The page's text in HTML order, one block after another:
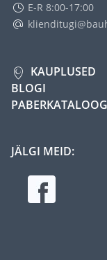
E-R 8:00-17:00
KAUPLUSED
BLOGI
PABERKATALOOG
JÄLGI MEID: